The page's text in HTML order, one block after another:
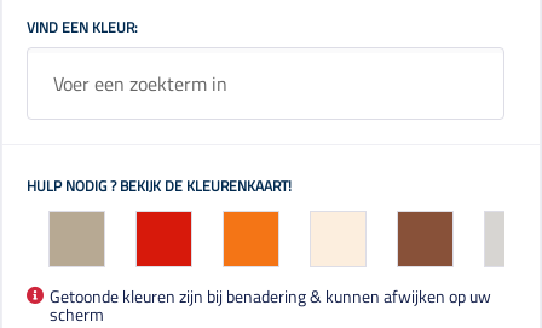
VIND EEN KLEUR:
HULP NODIG ? BEKIJK DE KLEURENKAART!
Getoonde kleuren zijn bij benadering & kunnen afwijken op uw
scherm